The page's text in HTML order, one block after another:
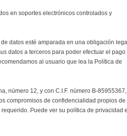
en soportes electrónicos controlados y
datos esté amparada en una obligación
datos a terceros para poder efectuar el pago
al usuario que lea la Política de
número 12, y con C.I.F. número B-85955367,
compromisos de confidencialidad propios de
Puede ver su política de privacidad